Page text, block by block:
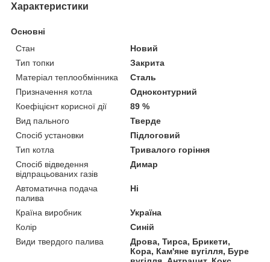
Характеристики
Основні
Стан
Новий
Тип топки
Закрита
Матеріал теплообмінника
Сталь
Призначення котла
Одноконтурний
Коефіцієнт корисної дії
89 %
Вид пального
Тверде
Спосіб установки
Підлоговий
Тип котла
Тривалого горіння
Спосіб відведення
відпрацьованих газів
Димар
Автоматична подача
палива
Ні
Країна виробник
Україна
Колір
Синій
Види твердого палива
Дрова, Тирса, Брикети,
Кора, Кам'яне вугілля, Буре